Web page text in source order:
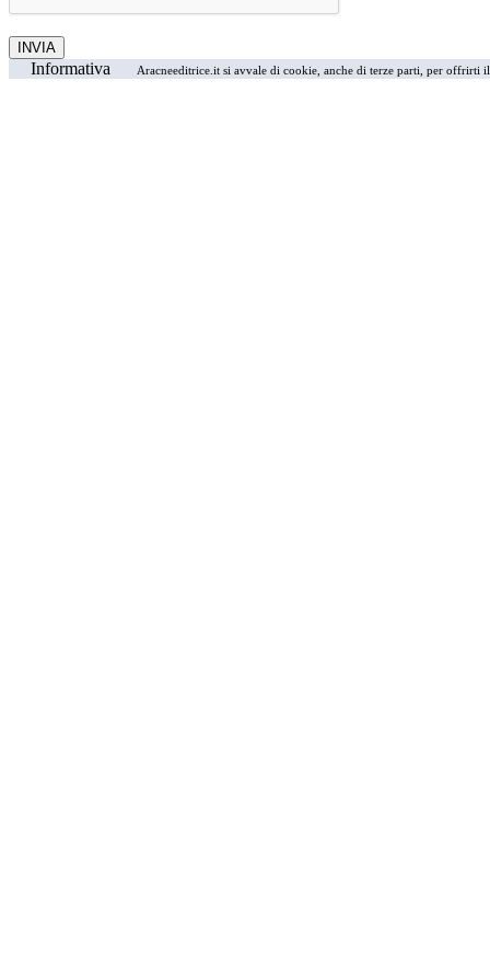
Informativa Aracneeditrice.it si avvale di cookie, anche di terze parti, per